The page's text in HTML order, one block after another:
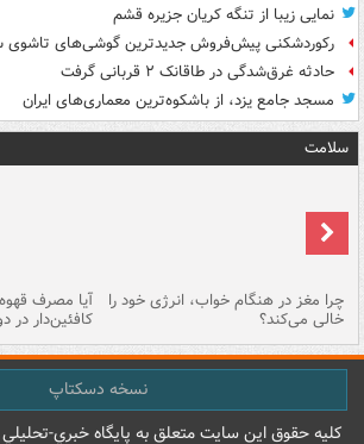
نمایی زیبا از تنگه کریان جزیره قشم
رکوردشکنی پیش‌فروش جدیدترین گوشی‌های
حادثه غرق‌شدگی در طاقانک ۲ قربانی گرفت
مسجد جامع یزد، از باشکوه‌ترین معماری‌های ایران
سلامت
چرا مغز در هنگام خواب، انرژی خود را
خالی می‌کند؟
آیا مصرف
کافئین‌دار در
نسخه دسکتاپ
کليه حقوق اين سايت متعلق به پایگاه خبري-